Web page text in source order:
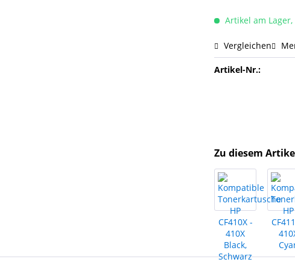
Artikel am
Vergleichen
Artikel-Nr.:
Zu diesem